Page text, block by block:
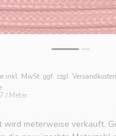
inkl. MwSt. ggf. zzgl.
/ Meter
wird meterweise verkauft.